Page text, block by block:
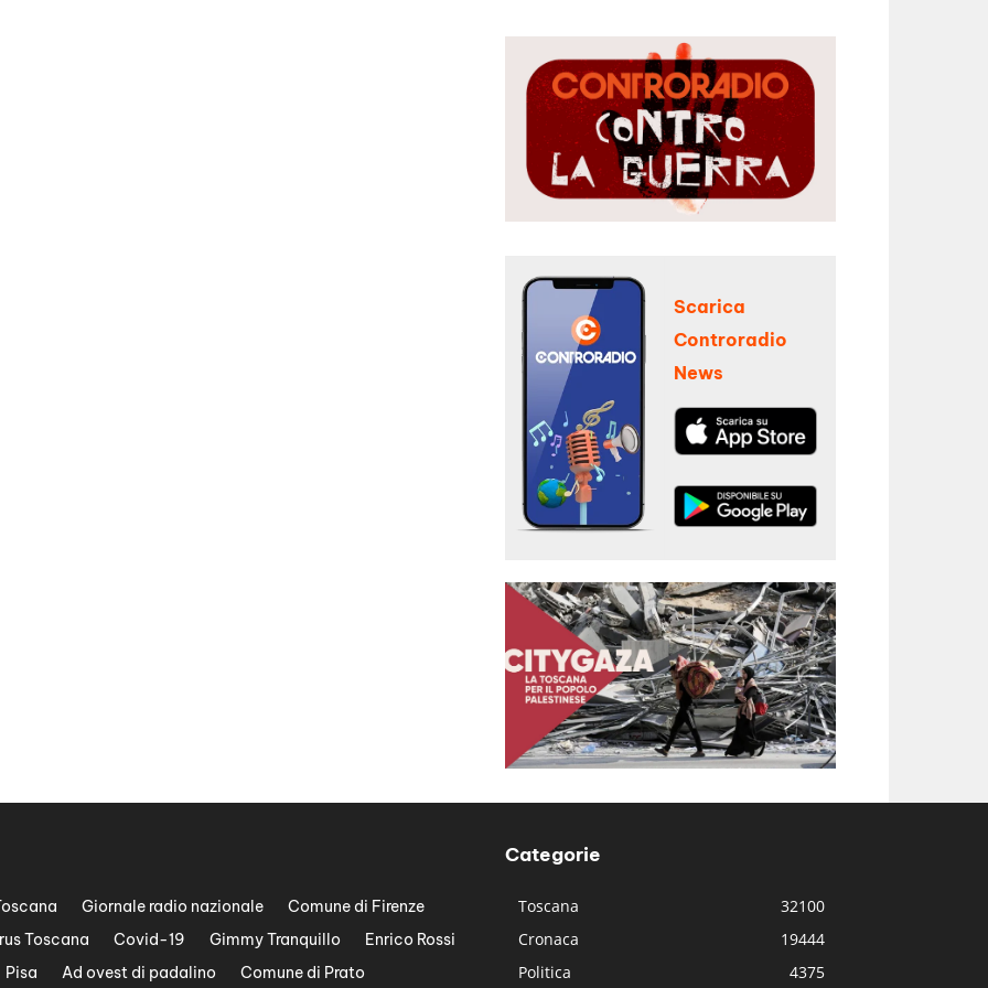
Scarica
Controradio
News
Giornale radio nazionale
Comune di Firenze
Toscana
Covid-19 Gimmy Tranquillo
Enrico Rossi
Pisa
Ad ovest di padalino Comune di Prato
Categorie
Toscana
32100
Cronaca
19444
Politica
4375